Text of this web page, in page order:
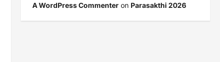
A WordPress Commenteron Parasakthi 2026